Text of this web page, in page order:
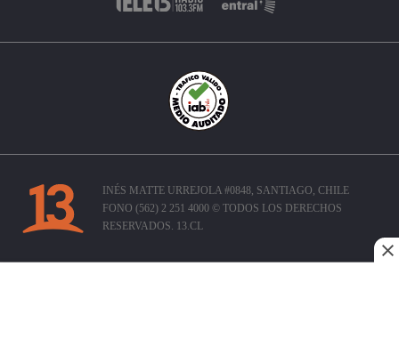
INÉS MATTE URREJOLA #0848, SANTIAGO, CHILE
FONO (562) 2 251 4000 © TODOS LOS DERECHOS
RESERVADOS. 13.CL